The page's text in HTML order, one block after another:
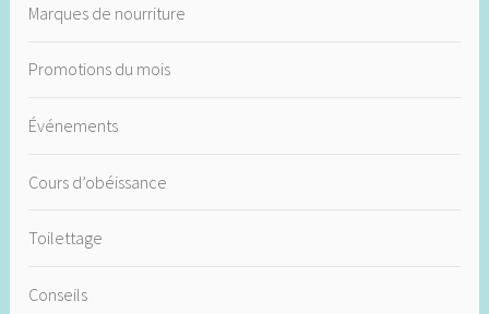
Marques de nourriture
Promotions du mois
Événements
Cours d’obéissance
Toilettage
Conseils